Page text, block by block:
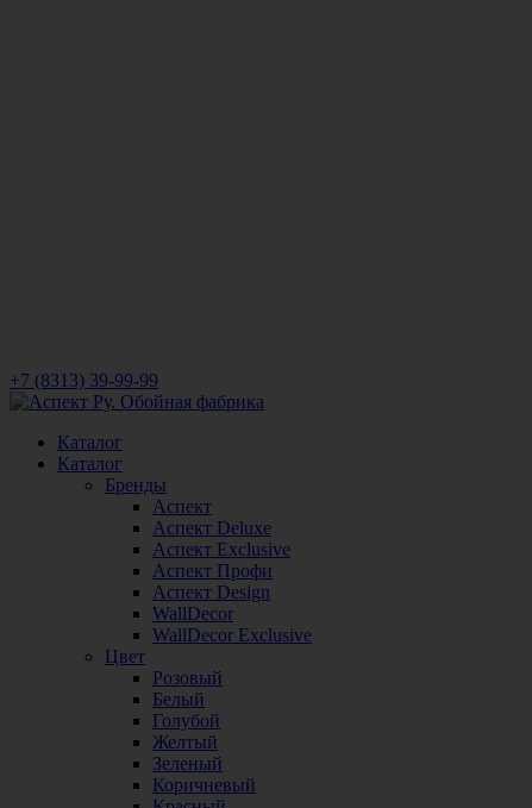
+7 (8313) 39-99-99
Каталог
Каталог
Бренды
Аспект
Аспект Deluxe
Аспект Exclusive
Аспект Профи
Аспект Design
WallDecor
WallDecor Exclusive
Цвет
Розовый
Белый
Голубой
Желтый
Зеленый
Коричневый